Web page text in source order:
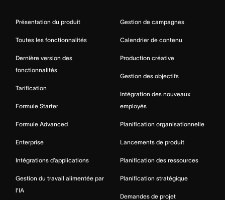
Présentation du produit
Toutes les fonctionnalités
Dernière version des
fonctionnalités
Tarification
Formule Starter
Formule Advanced
Enterprise
Intégrations d’applications
Gestion du travail alimentée par
l’IA
Gestion de campagnes
Calendrier de contenu
Production créative
Gestion des objectifs
Intégration des nouveaux
employés
Planification organisationnelle
Lancements de produit
Planification des ressources
Planification stratégique
Demandes de projet